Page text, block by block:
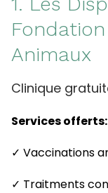
Animaux
Clinique
Services offerts:
✓ Vaccinations
✓ Traitments